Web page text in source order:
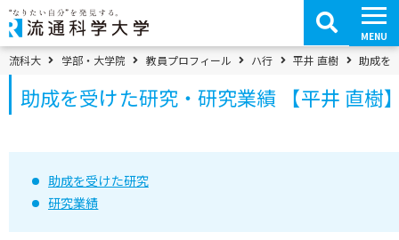
コ
ン
テ
ン
ツ
へ
移
MENU
パンくずメニュー
流科大 学部・大学院 教員プロフィール ハ行 平井 直樹 助成を
助成を受けた研究・研究業績 【平井 直樹
助成を受けた研究
研究業績